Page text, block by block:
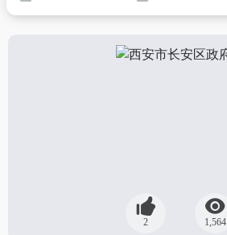
2 1,564